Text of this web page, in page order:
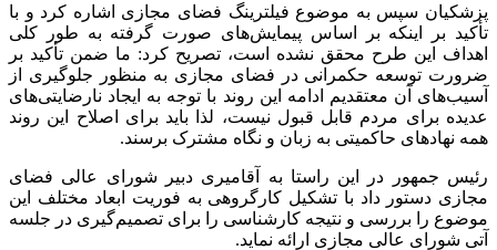
پزشکیان سپس به موضوع فیلترینگ فضای مجازی اشاره کرد و با
تأکید بر اینکه بر اساس پیمایش‌های صورت گرفته به طور کلی
اهداف این طرح محقق نشده است، تصریح کرد: ما ضمن تأکید بر
ضرورت توسعه حکمرانی در فضای مجازی به منظور جلوگیری از
آسیب‌های آن معتقدیم ادامه این روند با توجه به ایجاد نارضایتی‌های
عدیده برای مردم قابل قبول نیست، لذا باید برای اصلاح این روند
همه نهادهای حاکمیتی به زبان و نگاه مشترک برسند.
رئیس جمهور در این راستا به آقامیری دبیر شورای عالی فضای
مجازی دستور داد با تشکیل کارگروهی به فوریت ابعاد مختلف این
موضوع را بررسی و نتیجه کارشناسی را برای تصمیم‌گیری در جلسه
آتی شورای عالی مجازی ارائه نماید.